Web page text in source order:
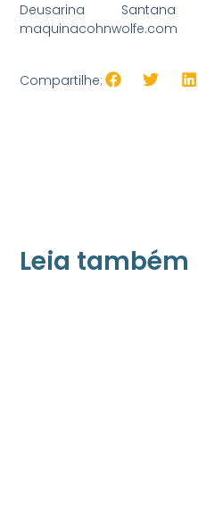
Deusarina
maquinacohnwolfe.com
Compartilhe:
Leia também